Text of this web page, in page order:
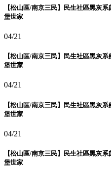
【松山區/南京三民】民生社區黑灰
堡世家
04/21
【松山區/南京三民】民生社區黑灰
堡世家
04/21
【松山區/南京三民】民生社區黑灰
堡世家
04/21
【松山區/南京三民】民生社區黑灰
堡世家